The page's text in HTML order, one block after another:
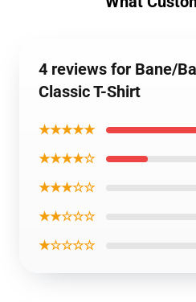
4 reviews for Bane/
Classic T-Shirt
★★★★★
★★★★☆
★★★☆☆
★★☆☆☆
★☆☆☆☆